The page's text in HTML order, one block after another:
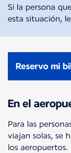
Si la persona
esta situación,
Reservo mi
En el
Para las
viajan solas, se
los